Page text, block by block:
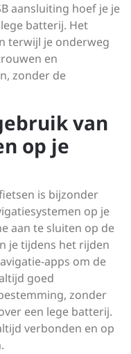
aansluiting hoef je je
batterij. Het
terwijl je onderweg
en
zonder de
van
op je
is bijzonder
op je
aan te sluiten op de
je tijdens het rijden
apps om de
goed
zonder
een lege batterij.
verbonden en op